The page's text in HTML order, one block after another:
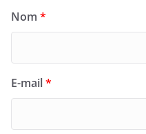
Nom *
E-mail*